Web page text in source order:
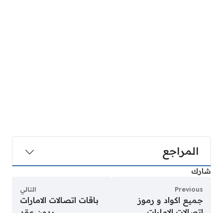
المراجع
شارك
Previous
جميع اكواد و رموز
التالي
باقات اتصالات الامارات